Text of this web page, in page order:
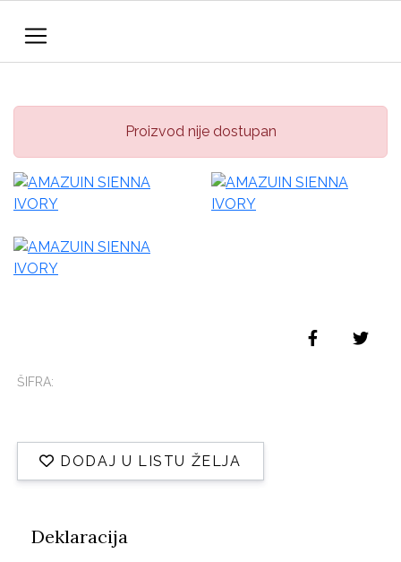
Proizvod nije dostupan
ŠIFRA:
DODAJ U LISTU ŽELJA
Deklaracija